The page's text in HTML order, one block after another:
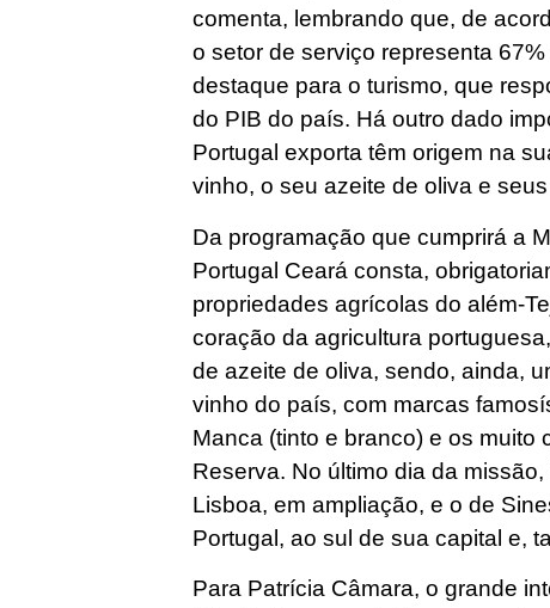
comenta, lembrando que, de
o setor de serviço representa
destaque para o turismo, que
do PIB do país. Há outro dado
Portugal exporta têm origem na
vinho, o seu azeite de oliva e
Da programação que cumprirá a
Portugal Ceará consta,
propriedades agrícolas do além-
coração da agricultura
de azeite de oliva, sendo, ainda,
vinho do país, com marcas
Manca (tinto e branco) e os muito
Reserva. No último dia da
Lisboa, em ampliação, e o de
Portugal, ao sul de sua capital e,
Para Patrícia Câmara, o grande